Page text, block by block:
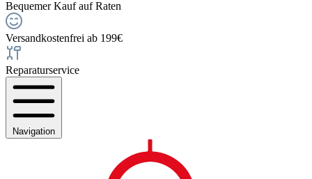
Bequemer Kauf auf Raten
Versandkostenfrei ab 199€
Reparaturservice
Navigation